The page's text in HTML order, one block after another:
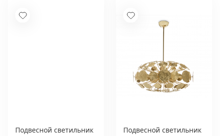
Подвесной светильник
Подвесной светильник